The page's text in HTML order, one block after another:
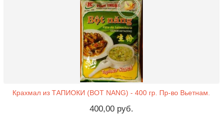
Крахмал из ТАПИОКИ (BOT NANG) - 400 гр. Пр-во Вьетнам.
400,00 руб.